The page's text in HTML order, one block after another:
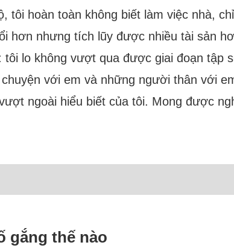
tôi hoàn toàn không biết làm việc nhà,
hơn nhưng tích lũy được nhiều tài sản
lo không vượt qua được giai đoạn tập
với em và những người thân với
ngoài hiểu biết của tôi. Mong được
gắng thế nào